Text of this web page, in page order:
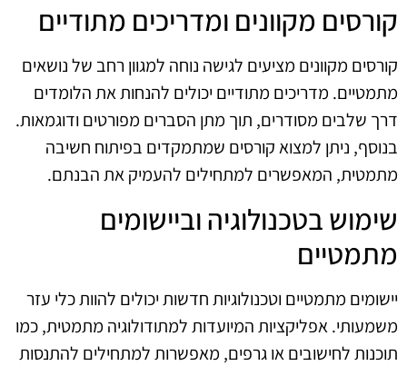
קורסים מקוונים ומדריכים מתודיים
קורסים מקוונים מציעים לגישה נוחה למגוון רחב של נושאים
מתמטיים. מדריכים מתודיים יכולים להנחות את הלומדים
דרך שלבים מסודרים, תוך מתן הסברים מפורטים ודוגמאות.
בנוסף, ניתן למצוא קורסים שמתמקדים בפיתוח חשיבה
מתמטית, המאפשרים למתחילים להעמיק את הבנתם.
שימוש בטכנולוגיה וביישומים
מתמטיים
יישומים מתמטיים וטכנולוגיות חדשות יכולים להוות כלי עזר
משמעותי. אפליקציות המיועדות למתודולוגיה מתמטית, כמו
תוכנות לחישובים או גרפים, מאפשרות למתחילים להתנסות